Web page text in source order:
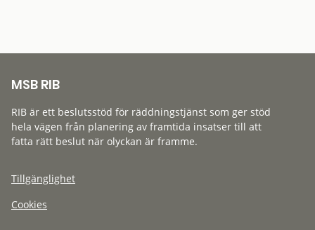
MSB RIB
RIB är ett beslutsstöd för räddningstjänst som ger stöd
hela vägen från planering av framtida insatser till att
fatta rätt beslut när olyckan är framme.
Tillgänglighet
Cookies